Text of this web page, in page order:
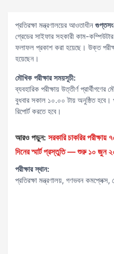
প্রতিরক্ষা মন্ত্রণালয়ের আওতাধীন
গ্রেডের সাইফার সহকারী কাম-কম্পিউটার
ফলাফল প্রকাশ করা হয়েছে। উক্ত
হয়েছেন।
মৌখিক পরীক্ষার সময়সূচী:
ব্যবহারিক পরীক্ষায় উত্তীর্ণ প্রার্থীগণের
বুধবার সকাল ১০.০০ টায় অনুষ্ঠিত হবে।
রিপোর্ট করতে হবে।
আরও পড়ুন: সরকারি চাকরির
দিনের স্মার্ট প্রস্তুতি — শুরু ১০ জুন
পরীক্ষার স্থান:
প্রতিরক্ষা মন্ত্রণালয়, গণভবন কমপ্লেক্স,